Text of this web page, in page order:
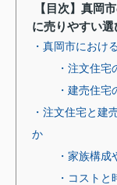
【目次】真岡
に売りやすい
・真岡市におけ
・注文住
・建売住
・注文住宅と建
か
・家族構
・コスト